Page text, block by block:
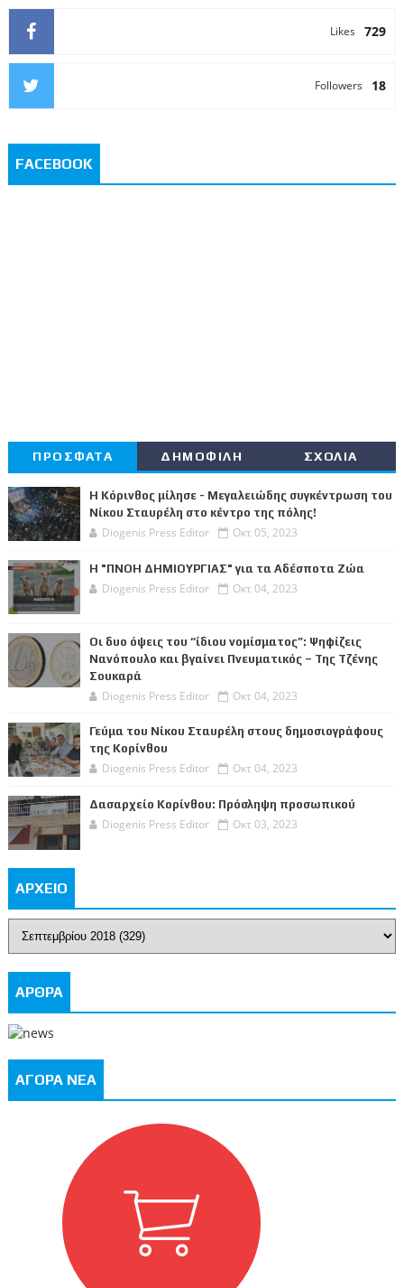
729
Likes
18
Followers
FACEBOOK
ΠΡΟΣΦΑΤΑ ΔΗΜΟΦΙΛΗ ΣΧΟΛΙΑ
Η Κόρινθος μίλησε - Μεγαλειώδης συγκέντρωση του
Νίκου Σταυρέλη στο κέντρο της πόλης!
Diogenis Press Editor Οκτ 05, 2023
Η "ΠΝΟΗ ΔΗΜΙΟΥΡΓΙΑΣ" για τα Αδέσποτα Ζώα
Diogenis Press Editor Οκτ 04, 2023
Οι δυο όψεις του “ίδιου νομίσματος”: Ψηφίζεις
Νανόπουλο και βγαίνει Πνευματικός – Της Τζένης
Σουκαρά
Diogenis Press Editor Οκτ 04, 2023
Γεύμα του Νίκου Σταυρέλη στους δημοσιογράφους
της Κορίνθου
Diogenis Press Editor Οκτ 04, 2023
Δασαρχείο Κορίνθου: Πρόσληψη προσωπικού
Diogenis Press Editor Οκτ 03, 2023
ΑΡΧΕΙΟ
ΑΡΘΡΑ
ΑΓΟΡΑ ΝΕΑ